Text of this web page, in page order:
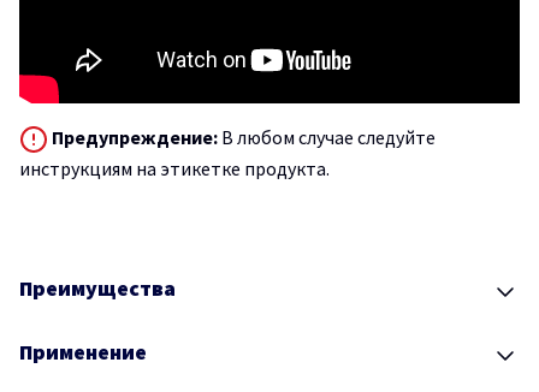
Предупреждение: В любом случае следуйте
инструкциям на этикетке продукта.
Преимущества
Применение